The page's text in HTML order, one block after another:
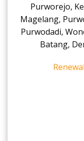
Purworejo,
Magelang,
Purwodadi,
Batang,